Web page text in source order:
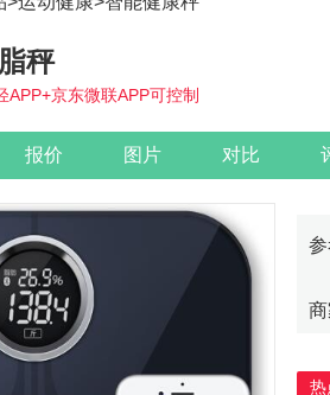
秤
京东微联APP可控制
报价 图片 对比
热